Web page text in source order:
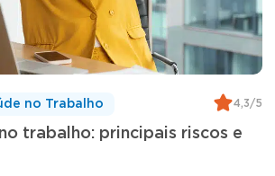
trabalho: principais riscos e
no Trabalho 4,3/5